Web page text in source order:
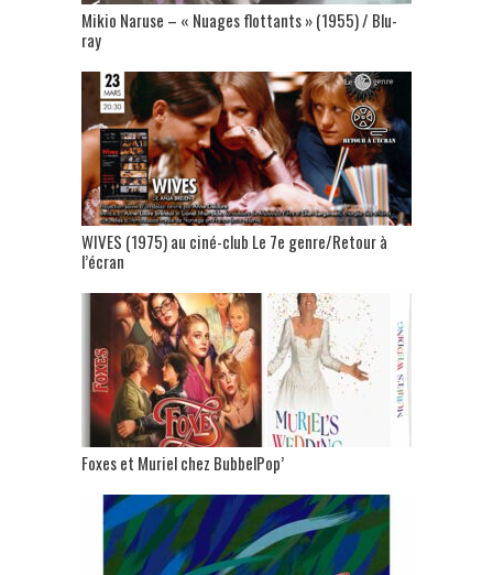
Mikio Naruse – « Nuages flottants » (1955) / Blu-
ray
WIVES (1975) au ciné-club Le 7e genre/Retour à
l’écran
Foxes et Muriel chez BubbelPop’